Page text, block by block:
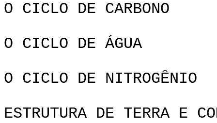
O CICLO DE CARBONO
O CICLO DE ÁGUA
O CICLO DE NITROGÊNIO
ESTRUTURA DE TERRA E